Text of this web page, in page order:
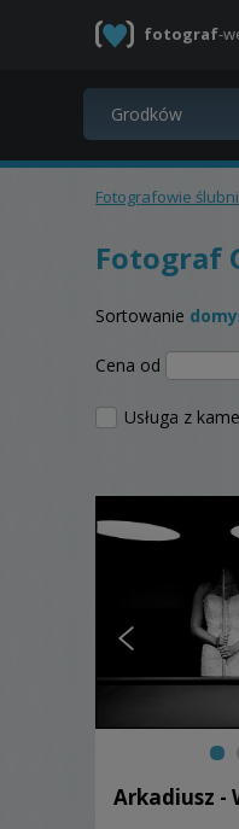
fotograf-
Fotografowie ślubni
Fotograf
Sortowanie
Cena od
Usługa z
Arkadiusz -